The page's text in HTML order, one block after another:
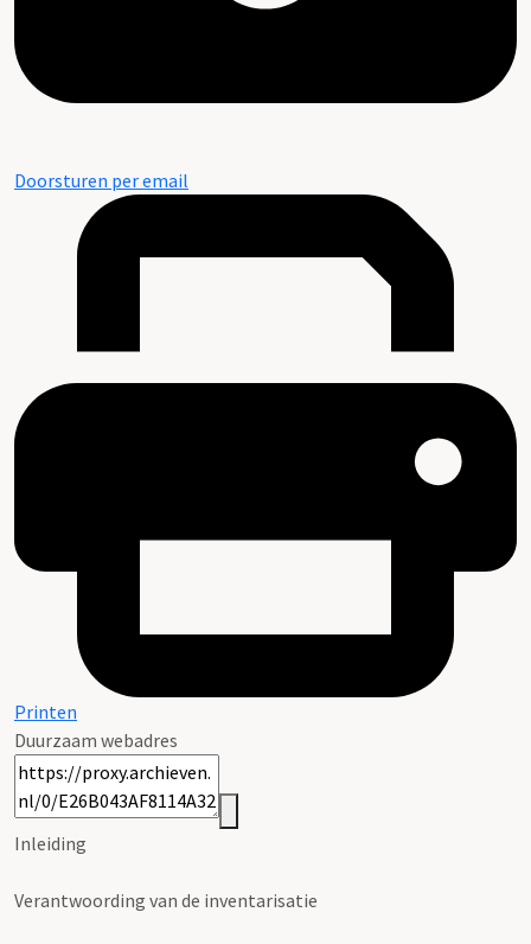
Doorsturen per email
Printen
Duurzaam webadres
Inleiding
Verantwoording van de inventarisatie